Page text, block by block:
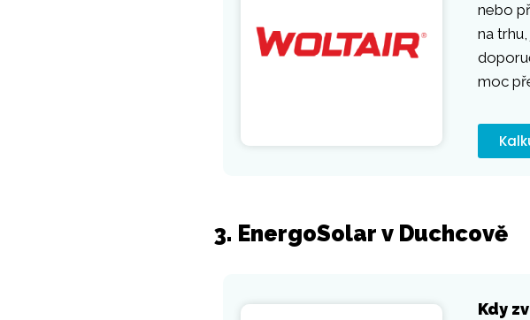
nebo
na
moc
3. EnergoSolar v Duchcově
Kdy